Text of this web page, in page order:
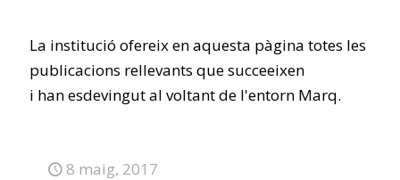
La institució ofereix en aquesta pàgina totes les
publicacions rellevants que succeeixen
i han esdevingut al voltant de l'entorn Marq.
8 maig, 2017